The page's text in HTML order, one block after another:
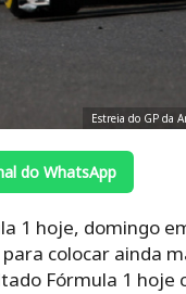
Estreia do GP da
do WhatsApp
1 hoje, domingo
colocar ainda
Fórmula 1 hoje